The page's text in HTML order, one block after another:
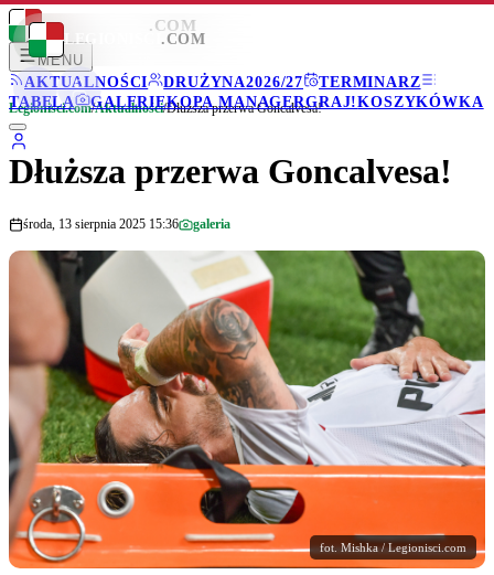
LEGIONISCI .COM
MENU
AKTUALNOŚCI
DRUŻYNA2026/27
TERMINARZ
TABELA
GALERIEKOPA MANAGERGRAJ!KOSZYKÓWKA
LEGIONISCI .COM
Legionisci.com/Aktualności/Dłuższa przerwa Goncalvesa!
Dłuższa przerwa Goncalvesa!
środa, 13 sierpnia 2025 15:36 galeria
fot. Mishka / Legionisci.com